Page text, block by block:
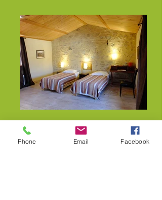
Phone Email Facebook